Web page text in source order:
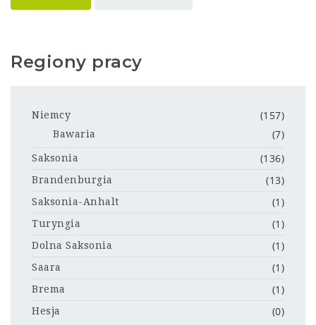
Regiony pracy
Niemcy (157)
Bawaria (7)
Saksonia (136)
Brandenburgia (13)
Saksonia-Anhalt (1)
Turyngia (1)
Dolna Saksonia (1)
Saara (1)
Brema (1)
Hesja (0)